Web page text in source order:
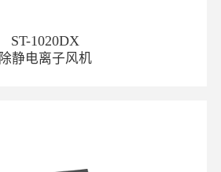
ST-1020DX
除静电离子风机